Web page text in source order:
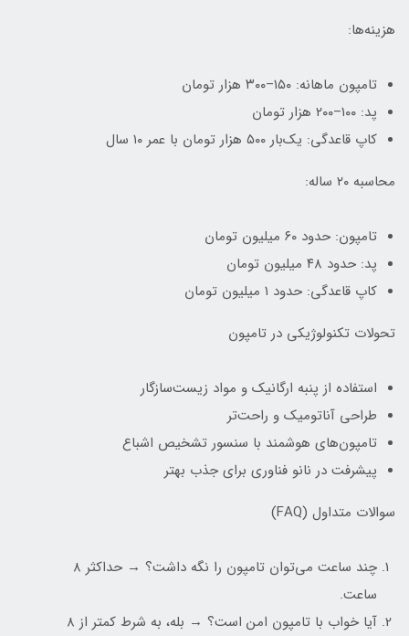
هزینه‌ها:
تامپون ماهانه: ۱۵۰–۳۰۰ هزار تومان
پد: ۱۰۰–۲۰۰ هزار تومان
کاپ قاعدگی: یک‌بار ۵۰۰ هزار تومان با عمر ۱۰ سال
محاسبه ۲۰ ساله:
تامپون: حدود ۶۰ میلیون تومان
پد: حدود ۴۸ میلیون تومان
کاپ قاعدگی: حدود ۱ میلیون تومان
تحولات تکنولوژیکی در تامپون
استفاده از پنبه ارگانیک و مواد زیست‌سازگار
طراحی آناتومیک و راحت‌تر
تامپون‌های هوشمند با سنسور تشخیص اشباع
پیشرفت در نانو فناوری برای جذب بهتر
سوالات متداول (FAQ)
چند ساعت می‌توان تامپون را نگه داشت؟ → حداکثر ۸
ساعت.
آیا خواب با تامپون امن است؟ → بله، به شرط کمتر از ۸